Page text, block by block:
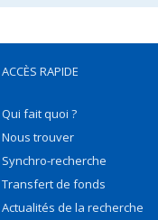
ACCÈS RAPIDE
Qui fait quoi ?
Nous trouver
Synchro-recherche
Transfert de fonds
Actualités de la recherche